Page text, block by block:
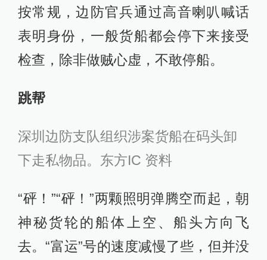
按常规，边防官兵通过高音喇叭喊话
表明身份，一般货船都会停下来接受
检查，除非做贼心虚，不敢停船。
跳帮
深圳边防支队组织涉案货船在码头卸
下走私物品。东方IC 资料
“砰！”“砰！”两颗照明弹腾空而起，朝
神秘货轮的船体上空、船头方向飞
去。“富运”号的速度减慢了些，但并没